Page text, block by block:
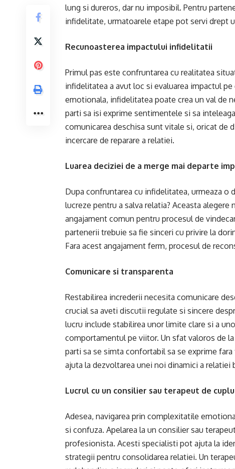
lung si dureros, dar nu imposibil. Pentru
infidelitate, urmatoarele etape pot servi drept
Recunoasterea impactului infidelitatii
Primul pas este confruntarea cu realitatea
infidelitatea a avut loc si evaluarea impactul
emotionala, infidelitatea poate crea un val de
parti sa isi exprime sentimentele si sa
comunicarea deschisa sunt vitale si, oricat de
incercare de reparare a relatiei.
Luarea deciziei de a merge mai departe
Dupa confruntarea cu infidelitatea, urmeaza o
lucreze pentru a salva relatia? Aceasta
angajament comun pentru procesul de
partenerii trebuie sa fie sinceri cu privire la
Fara acest angajament ferm, procesul de
Comunicare si transparenta
Restabilirea increderii necesita comunicare
crucial sa aveti discutii regulate si sincere
lucru include stabilirea unor limite clare si a
comportamentul pe viitor. Un sfat valoros de
parti sa se simta confortabil sa se exprime
ajuta la dezvoltarea unei noi dinamici a relatiei
Lucrul cu un consilier sau terapeut de cuplu
Adesea, navigarea prin complexitatile
si confuza. Apelarea la un consilier sau
profesionista. Acesti specialisti pot ajuta la
strategii pentru consolidarea relatiei. Un